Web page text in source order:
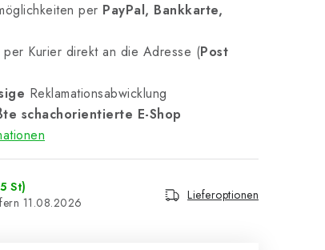
per PayPal, Bankkarte,
per Kurier direkt an die Adresse (Post
Reklamationsabwicklung
schachorientierte E-Shop
St)
11.08.2026
Lieferoptionen